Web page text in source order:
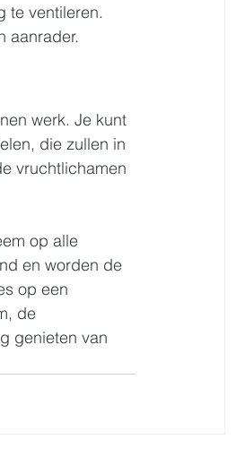
te ventileren.
aanrader.
werk. Je kunt
die zullen in
vruchtlichamen
op alle
en worden de
op een
de
genieten van